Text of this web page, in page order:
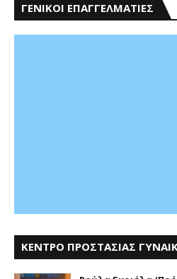
ΓΕΝΙΚΟΙ ΕΠΑΓΓΕΛΜΑΤΙΕΣ
ΚΕΝΤΡΟ ΠΡΟΣΤΑΣΙΑΣ